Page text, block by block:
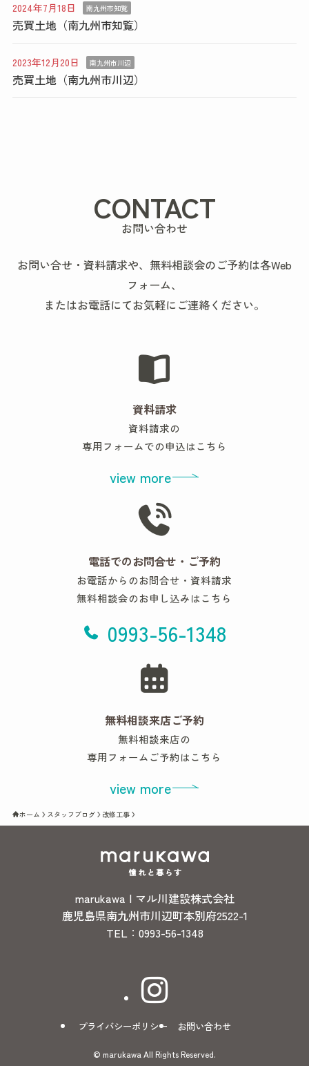
2024年7月18日 南九州市知覧
売買土地（南九州市知覧）
2023年12月20日 南九州市川辺
売買土地（南九州市川辺）
CONTACT
お問い合わせ
お問い合せ・資料請求や、無料相談会のご予約は各Web
フォーム、
またはお電話にてお気軽にご連絡ください。
資料請求
資料請求の
専用フォームでの申込はこちら
view more
電話でのお問合せ・ご予約
お電話からのお問合せ・資料請求
無料相談会のお申し込みはこちら
0993-56-1348
無料相談来店ご予約
無料相談来店の
専用フォームご予約はこちら
view more
ホーム スタッフブログ 改修工事
marukawa | マル川建設株式会社
鹿児島県南九州市川辺町本別府2522-1
TEL：0993-56-1348
プライバシーポリシー お問い合わせ
© marukawa All Rights Reserved.